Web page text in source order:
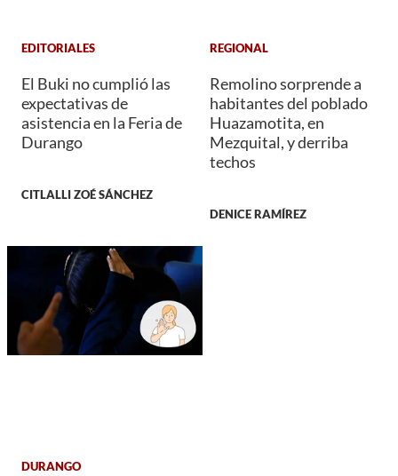
EDITORIALES
El Buki no cumplió las
expectativas de
asistencia en la Feria de
Durango
CITLALLI ZOÉ SÁNCHEZ
REGIONAL
Remolino sorprende a
habitantes del poblado
Huazamotita, en
Mezquital, y derriba
techos
DENICE RAMÍREZ
DURANGO